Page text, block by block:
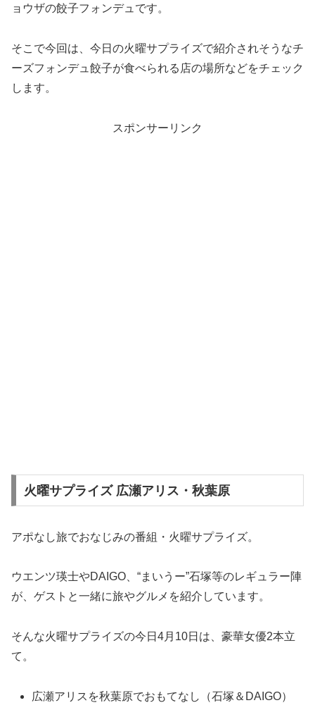
ョウザの餃子フォンデュです。
そこで今回は、今日の火曜サプライズで紹介されそうなチ
ーズフォンデュ餃子が食べられる店の場所などをチェック
します。
スポンサーリンク
火曜サプライズ 広瀬アリス・秋葉原
アポなし旅でおなじみの番組・火曜サプライズ。
ウエンツ瑛士やDAIGO、“まいうー”石塚等のレギュラー陣
が、ゲストと一緒に旅やグルメを紹介しています。
そんな火曜サプライズの今日4月10日は、豪華女優2本立
て。
広瀬アリスを秋葉原でおもてなし（石塚＆DAIGO）